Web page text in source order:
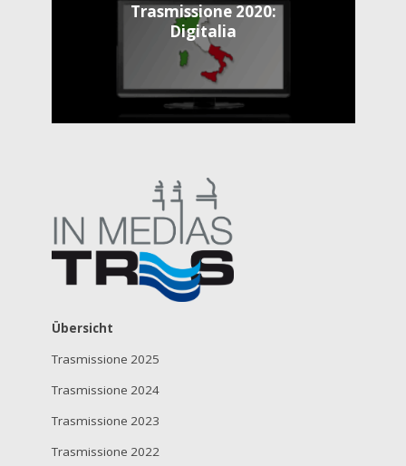
Trasmissione 2020:
Digitalia
Übersicht
Trasmissione 2025
Trasmissione 2024
Trasmissione 2023
Trasmissione 2022